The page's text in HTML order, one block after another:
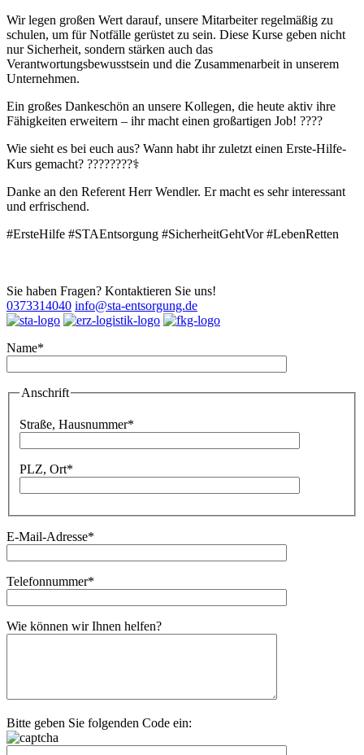
Wir legen großen Wert darauf, unsere Mitarbeiter regelmäßig zu
schulen, um für Notfälle gerüstet zu sein. Diese Kurse geben nicht
nur Sicherheit, sondern stärken auch das
Verantwortungsbewusstsein und die Zusammenarbeit in unserem
Unternehmen.
Ein großes Dankeschön an unsere Kollegen, die heute aktiv ihre
Fähigkeiten erweitern – ihr macht einen großartigen Job! ????
Wie sieht es bei euch aus? Wann habt ihr zuletzt einen Erste-Hilfe-
Kurs gemacht? ????????‍⚕️
Danke an den Referent Herr Wendler. Er macht es sehr interessant
und erfrischend.
#ErsteHilfe #STAEntsorgung #SicherheitGehtVor #LebenRetten
Sie haben Fragen? Kontaktieren Sie uns!
0373314040 info@sta-entsorgung.de
Name*
Bitte lassen Sie dieses Feld leer.
Anschrift
Straße, Hausnummer*
PLZ, Ort*
E-Mail-Adresse*
Telefonnummer*
Wie können wir Ihnen helfen?
Bitte geben Sie folgenden Code ein: